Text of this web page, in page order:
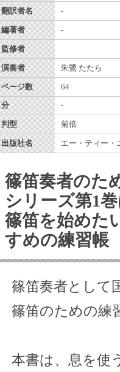
翻訳者名 -
編著者 -
監修者
演奏者 朱鷺 たたら
ページ数 64
分 -
判型 菊倍
出版社名 エー・ティー・
篠笛奏者のた
シリーズ第1
篠笛を始めた
すめの練習帳
篠笛奏者として
篠笛のための練
本書は、息を使